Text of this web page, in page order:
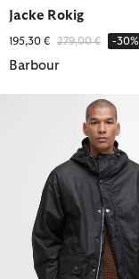
Jacke Rokig
195,30 € Reduziert von
279,00 €bis-30%
Barbour
Wachsjacke Tide